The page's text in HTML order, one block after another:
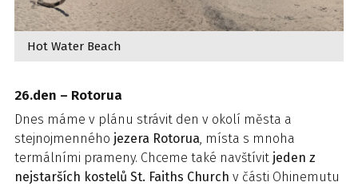
Hot Water Beach
26.den – Rotorua
Dnes máme v plánu strávit den v okolí města a
stejnojmenného jezera Rotorua, místa s mnoha
termálními prameny. Chceme také navštívit jeden z
nejstarších kostelů St. Faiths Church v části Ohinemutu